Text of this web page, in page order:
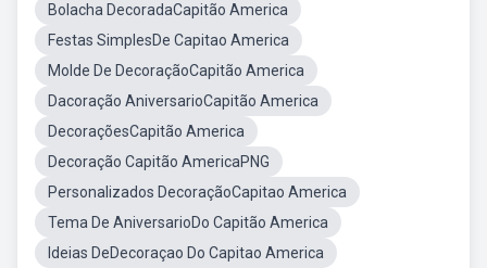
Bolacha DecoradaCapitão America
Festas SimplesDe Capitao America
Molde De DecoraçãoCapitão America
Dacoração AniversarioCapitão America
DecoraçõesCapitão America
Decoração Capitão AmericaPNG
Personalizados DecoraçãoCapitao America
Tema De AniversarioDo Capitão America
Ideias DeDecoraçao Do Capitao America